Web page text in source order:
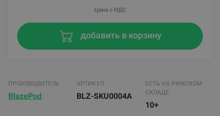
Цена с НДС
добавить в корзину
ПРОИЗВОДИТЕЛЬ
BlazePod
АРТИКУЛ
BLZ-SKU0004A
ЕСТЬ НА РИЖСКОМ
СКЛАДЕ:
10+